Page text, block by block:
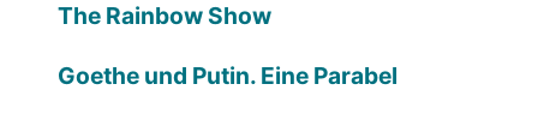
The Rainbow Show
Goethe und Putin. Eine Parabel